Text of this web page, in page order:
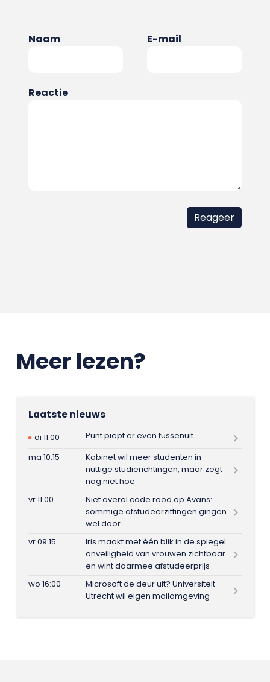
Naam E-mail
Reactie
Meer lezen?
Laatste nieuws
di 11:00
Punt piept er even tussenuit
ma 10:15
Kabinet wil meer studenten in
nuttige studierichtingen, maar zegt
nog niet hoe
vr 11:00
Niet overal code rood op Avans:
sommige afstudeerzittingen gingen
wel door
vr 09:15
Iris maakt met één blik in de spiegel
onveiligheid van vrouwen zichtbaar
en wint daarmee afstudeerprijs
wo 16:00
Microsoft de deur uit? Universiteit
Utrecht wil eigen mailomgeving